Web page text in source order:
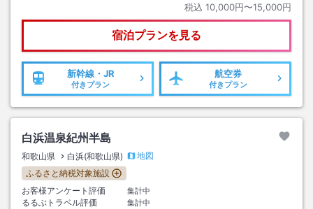
税込 10,000円〜15,000円
宿泊プランを見る
新幹線・JR
付きプラン
航空券
付きプラン
白浜温泉紀州半島
和歌山県 白浜(和歌山県)
地図
ふるさと納税対象施設
お客様アンケート評価
集計中
るるぶトラベル評価
集計中